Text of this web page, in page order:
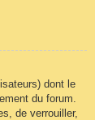
dont le
du forum.
de verrouiller,